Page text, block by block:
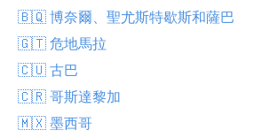
🇧🇶 博奈爾、聖尤斯特歇斯和薩巴
🇬🇹 危地馬拉
🇨🇺 古巴
🇨🇷 哥斯達黎加
🇲🇽 墨西哥